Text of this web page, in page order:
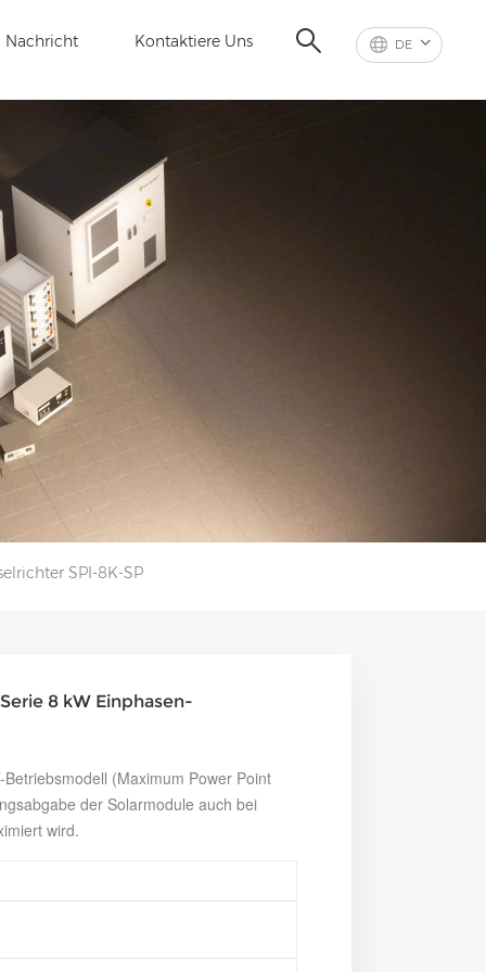
DE
Nachricht Kontaktiere Uns
SPI-8K-SP
8 kW Einphasen-
(Maximum Power Point
der Solarmodule auch bei
wird.